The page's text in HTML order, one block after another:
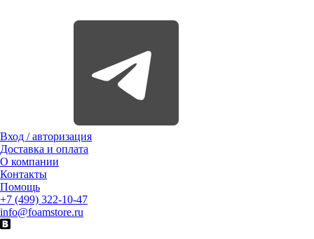
Вход / авторизация
Доставка и оплата
О компании
Контакты
Помощь
+7 (499) 322-10-47
info@foamstore.ru